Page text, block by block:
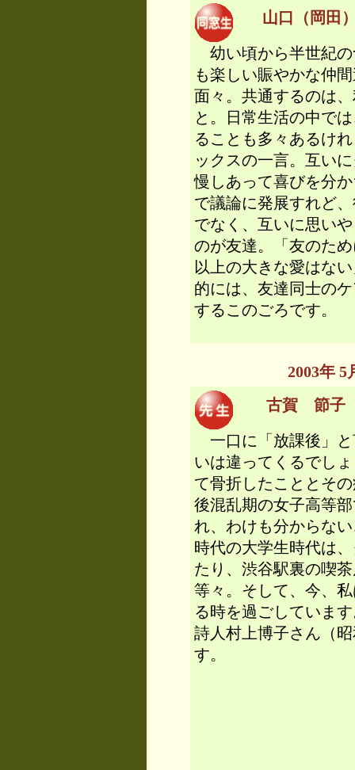
山口（岡田
幼い頃から半世紀の
も楽しい賑やかな仲
面々。共通するのは
と。日常生活の中で
ることも多々あるけ
ックスの一言。互い
慢しあって喜びを分
で議論に発展すれど
でなく、互いに思い
のが友達。「友のた
以上の大きな愛はな
的には、友達同士の
するこのごろです。
2003年
古賀 節子
一口に「放課後」と
いは違ってくるでし
て骨折したこととそ
後混乱期の女子高等
れ、わけも分からな
時代の大学生時代は
たり、渋谷駅裏の喫
等々。そして、今、
る時を過ごしていま
詩人村上博子さん（
す。